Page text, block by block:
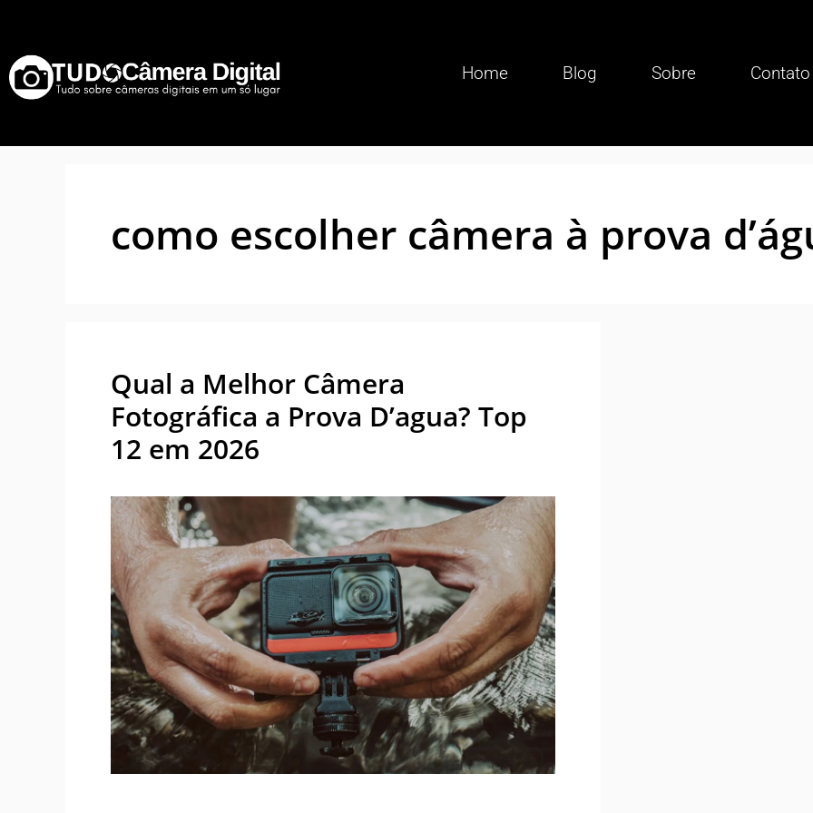
Home Blog Sobre Contato
como escolher câmera à prova
Qual a Melhor Câmera
Fotográfica a Prova D’agua? Top
12 em 2026